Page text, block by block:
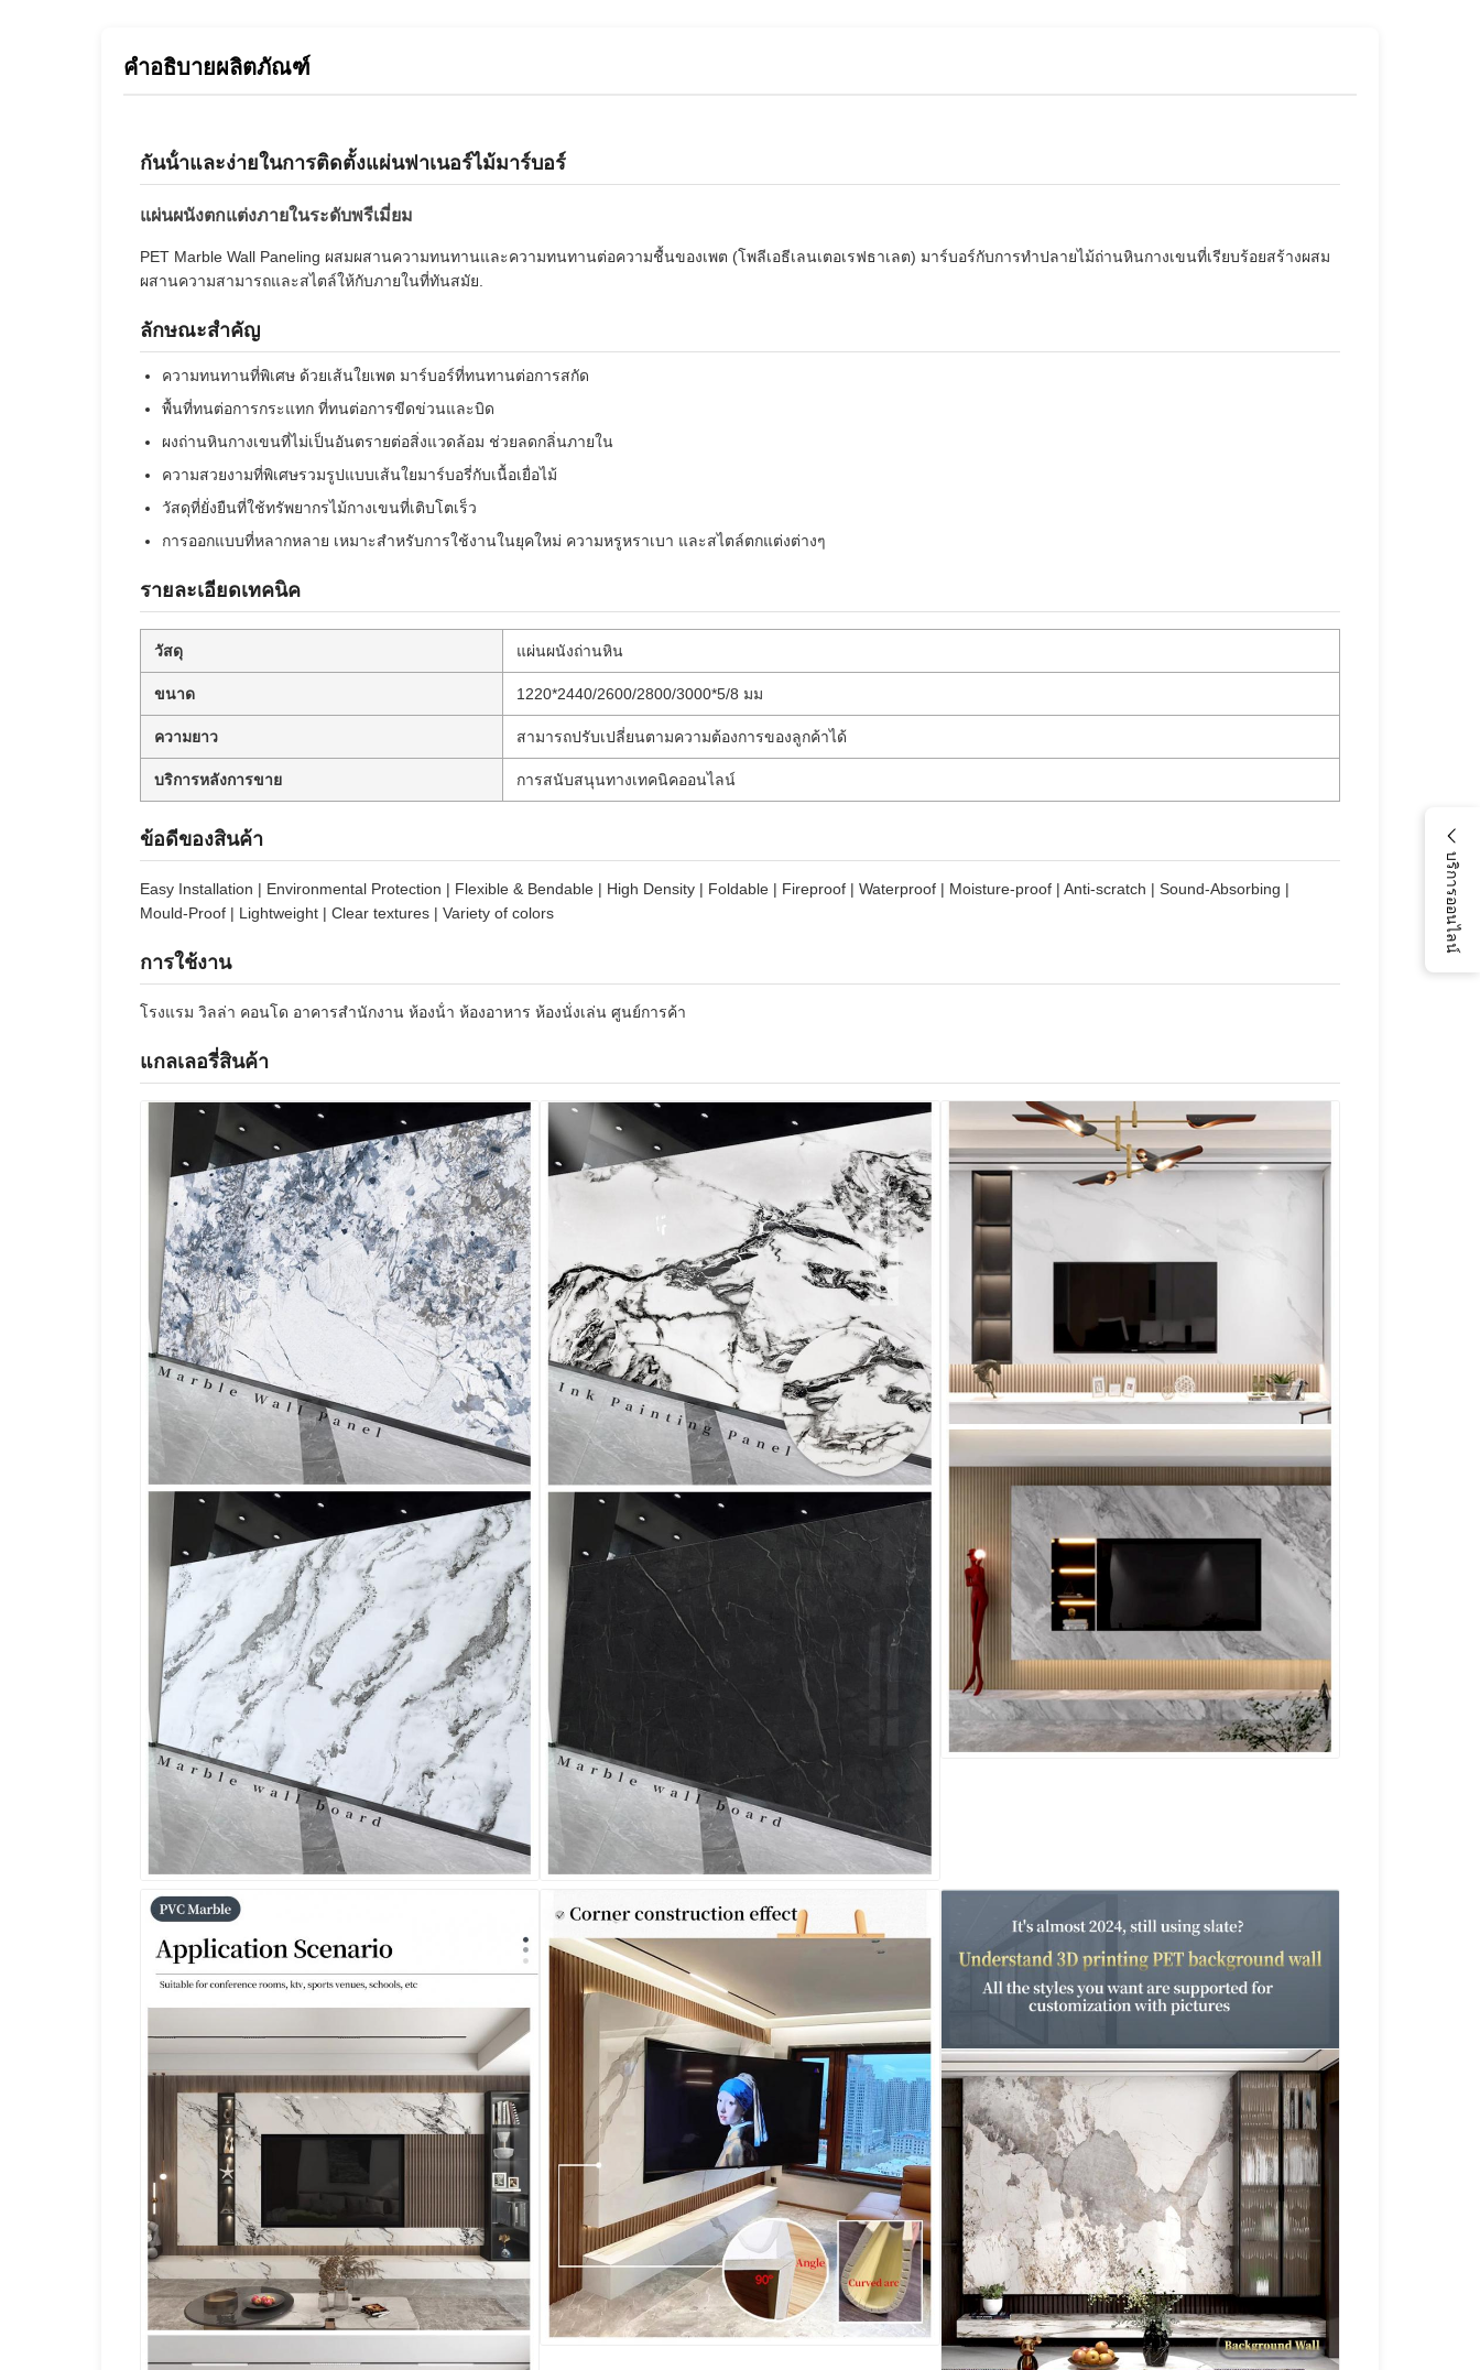
บริการออนไลน์
คำอธิบายผลิตภัณฑ์
กันน้ําและง่ายในการติดตั้งแผ่นฟาเนอร์ไม้มาร์บอร์
แผ่นผนังตกแต่งภายในระดับพรีเมี่ยม
PET Marble Wall Paneling ผสมผสานความทนทานและความทนทานต่อความชื้นของเพต (โพลีเอธีเลนเตอเรฟธาเลต) มาร์บอร์กับการทําปลายไม้ถ่านหินกางเขนที่เรียบร้อยสร้างผสม
ผสานความสามารถและสไตล์ให้กับภายในที่ทันสมัย.
ลักษณะสําคัญ
ความทนทานที่พิเศษ ด้วยเส้นใยเพต มาร์บอร์ที่ทนทานต่อการสกัด
พื้นที่ทนต่อการกระแทก ที่ทนต่อการขีดข่วนและบิด
ผงถ่านหินกางเขนที่ไม่เป็นอันตรายต่อสิ่งแวดล้อม ช่วยลดกลิ่นภายใน
ความสวยงามที่พิเศษรวมรูปแบบเส้นใยมาร์บอรี่กับเนื้อเยื่อไม้
วัสดุที่ยั่งยืนที่ใช้ทรัพยากรไม้กางเขนที่เติบโตเร็ว
การออกแบบที่หลากหลาย เหมาะสําหรับการใช้งานในยุคใหม่ ความหรูหราเบา และสไตล์ตกแต่งต่างๆ
รายละเอียดเทคนิค
วัสดุ แผ่นผนังถ่านหิน
ขนาด 1220*2440/2600/2800/3000*5/8 มม
ความยาว สามารถปรับเปลี่ยนตามความต้องการของลูกค้าได้
บริการหลังการขาย การสนับสนุนทางเทคนิคออนไลน์
ข้อดีของสินค้า
Easy Installation | Environmental Protection | Flexible & Bendable | High Density | Foldable | Fireproof | Waterproof | Moisture-proof | Anti-scratch | Sound-Absorbing |
Mould-Proof | Lightweight | Clear textures | Variety of colors
การใช้งาน
โรงแรม วิลล่า คอนโด อาคารสํานักงาน ห้องน้ํา ห้องอาหาร ห้องนั่งเล่น ศูนย์การค้า
แกลเลอรี่สินค้า